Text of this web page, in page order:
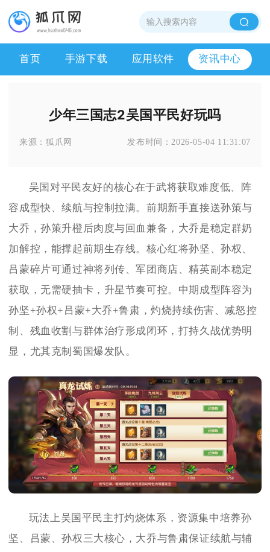
首页 手游下载 应用软件 资讯中心
少年三国志2吴国平民好玩吗
来源：狐爪网 发布时间：2026-05-04 11:31:07
吴国对平民友好的核心在于武将获取难度低、阵
容成型快、续航与控制拉满。前期新手直接送孙策与
大乔，孙策升橙后肉度与回血兼备，大乔是稳定群奶
加解控，能撑起前期生存线。核心红将孙坚、孙权、
吕蒙碎片可通过神将列传、军团商店、精英副本稳定
获取，无需硬抽卡，升星节奏可控。中期成型阵容为
孙坚+孙权+吕蒙+大乔+鲁肃，灼烧持续伤害、减怒控
制、残血收割与群体治疗形成闭环，打持久战优势明
显，尤其克制蜀国爆发队。
玩法上吴国平民主打灼烧体系，资源集中培养孙
坚、吕蒙、孙权三大核心，大乔与鲁肃保证续航与辅